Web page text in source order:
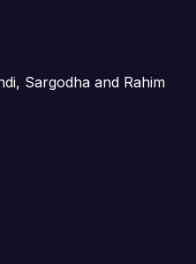
Sargodha and Rahim